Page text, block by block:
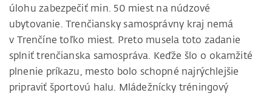
úlohu zabezpečiť min. 50 miest na núdzové
ubytovanie. Trenčiansky samosprávny kraj nemá
v Trenčíne toľko miest. Preto musela toto zadanie
splniť trenčianska samospráva. Keďže šlo o okamžité
plnenie príkazu, mesto bolo schopné najrýchlejšie
pripraviť športovú halu. Mládežnícky tréningový